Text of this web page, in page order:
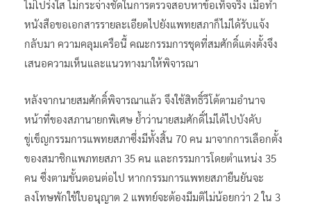
ไม่โปร่งใส ไม่กระจ่างชัดในการตรวจสอบหาข้อเท็จจริง เมื่อทำ
หนังสือขอเอกสารรายละเอียดไปยังแพทยสภาก็ไม่ได้รับแจ้ง
กลับมา ความคลุมเครือนี้ คณะกรรมการชุดที่สมศักดิ์แต่งตั้งจึง
เสนอความเห็นและแนวทางมาให้พิจารณา
หลังจากนายสมศักดิ์พิจารณาแล้ว จึงใช้สิทธิ์วีโต้ตามอำนาจ
หน้าที่ของสภานายกพิเศษ ย้ำว่านายสมศักดิ์ไม่ได้ไปบังคับ
ขู่เข็ญกรรมการแพทยสภาซึ่งมีทั้งสิ้น 70 คน มาจากการเลือกตั้ง
ของสมาชิกแพภทยสภา 35 คน และกรรมการโดยตำแหน่ง 35
คน ซึ่งตามขั้นตอนต่อไป หากกรรมการแพทยสภายืนยันจะ
ลงโทษพักใช้ใบอนุญาต 2 แพทย์จะต้องมีมติไม่น้อยกว่า 2 ใน 3